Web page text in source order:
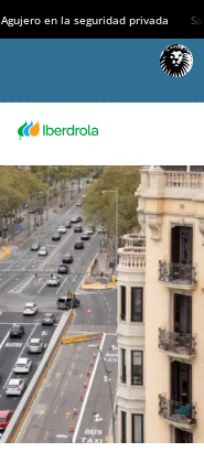
Agujero en la seguridad privada